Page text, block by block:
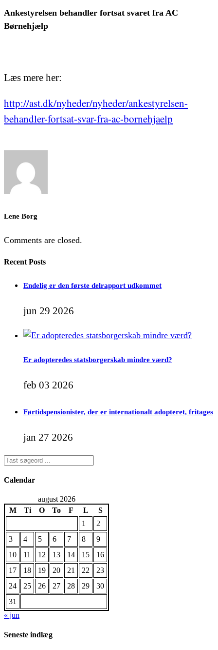
Ankestyrelsen behandler fortsat svaret fra AC
Børnehjælp
Læs mere her:
http://ast.dk/nyheder/nyheder/ankestyrelsen-
behandler-fortsat-svar-fra-ac-bornehjaelp
Lene Borg
Comments are closed.
Recent Posts
Endelig er den første delrapport udkommet
jun 29 2026
Er adopteredes statsborgerskab mindre værd?
feb 03 2026
Førtidspensionister, der er internationalt adopteret, fritages
jan 27 2026
Calendar
august 2026
M
Ti O To F L
S
1
2
3
4 5 6 7 8
9
10
11 12 13 14 15
16
17
18 19 20 21 22
23
24
25 26 27 28 29
30
31
« jun
Seneste indlæg